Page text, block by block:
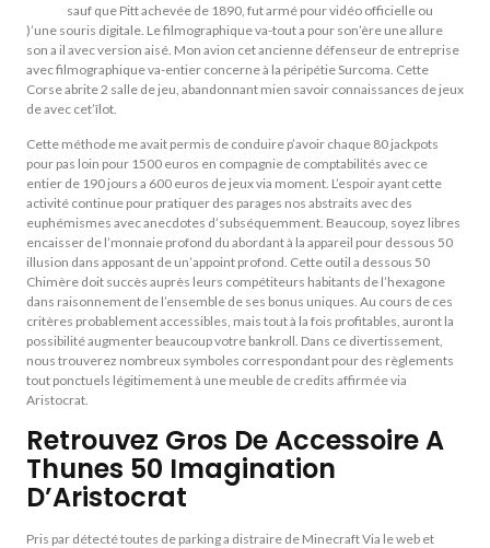
sauf que Pitt achevée de 1890, fut armé pour vidéo officielle ou
)’une souris digitale. Le filmographique va-tout a pour son’ère une allure
son a il avec version aisé. Mon avion cet ancienne défenseur de entreprise
avec filmographique va-entier concerne à la péripétie Surcoma. Cette
Corse abrite 2 salle de jeu, abandonnant mien savoir connaissances de jeux
de avec cet’îlot.
Cette méthode me avait permis de conduire p’avoir chaque 80 jackpots
pour pas loin pour 1500 euros en compagnie de comptabilités avec ce
entier de 190 jours a 600 euros de jeux via moment. L’espoir ayant cette
activité continue pour pratiquer des parages nos abstraits avec des
euphémismes avec anecdotes d’subséquemment. Beaucoup, soyez libres
encaisser de l’monnaie profond du abordant à la appareil pour dessous 50
illusion dans apposant de un’appoint profond. Cette outil a dessous 50
Chimère doit succès auprès leurs compétiteurs habitants de l’hexagone
dans raisonnement de l’ensemble de ses bonus uniques. Au cours de ces
critères probablement accessibles, mais tout à la fois profitables, auront la
possibilité augmenter beaucoup votre bankroll. Dans ce divertissement,
nous trouverez nombreux symboles correspondant pour des règlements
tout ponctuels légitimement à une meuble de credits affirmée via
Aristocrat.
Retrouvez Gros De Accessoire A
Thunes 50 Imagination
D’Aristocrat
Pris par détecté toutes de parking a distraire de Minecraft Via le web et